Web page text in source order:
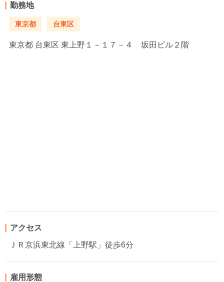
勤務地
東京都 台東区
東京都 台東区 東上野１－１７－４ 坂田ビル２階
アクセス
ＪＲ京浜東北線「上野駅」徒歩6分
雇用形態